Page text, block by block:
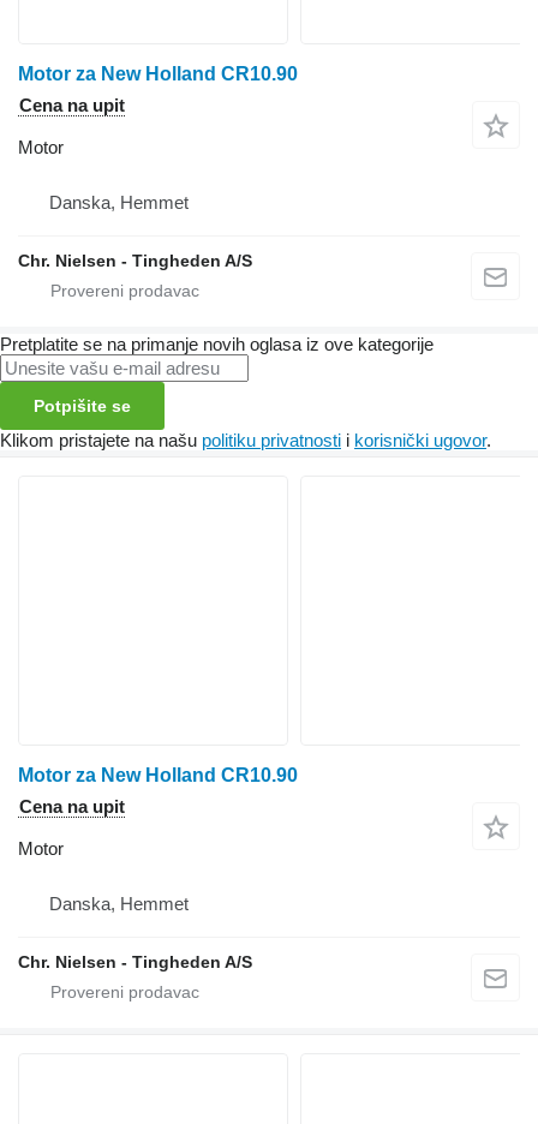
Motor za New Holland CR10.90
Cena na upit
Motor
Danska, Hemmet
Chr. Nielsen - Tingheden A/S
Pretplatite se na primanje novih oglasa iz ove kategorije
Potpišite se
Klikom pristajete na našu politiku privatnosti i korisnički ugovor.
Motor za New Holland CR10.90
Cena na upit
Motor
Danska, Hemmet
Chr. Nielsen - Tingheden A/S